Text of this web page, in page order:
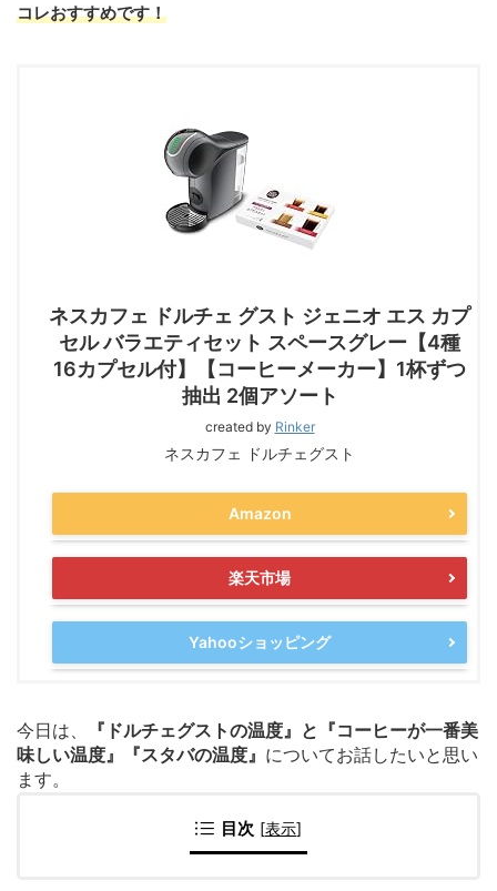
コレおすすめです！
ネスカフェ ドルチェ グスト ジェニオ エス カプ
セル バラエティセット スペースグレー【4種
16カプセル付】【コーヒーメーカー】1杯ずつ
抽出 2個アソート
created by Rinker
ネスカフェ ドルチェグスト
Amazon
楽天市場
Yahooショッピング
今日は、
『ドルチェグストの温度』と『コーヒーが一番美
味しい温度』『スタバの温度』 についてお話したいと思い
ます。
目次 [表示]